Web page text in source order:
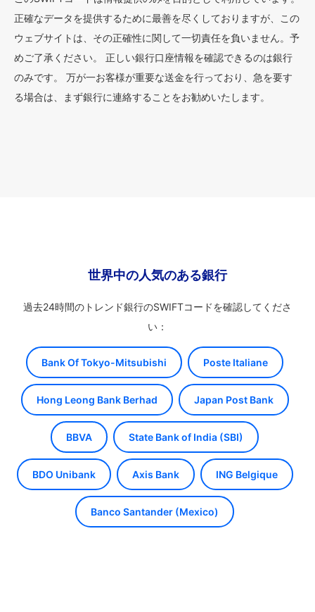
正確なデータを提供するために最善を尽くしておりますが、この
ウェブサイトは、その正確性に関して一切責任を負いません。予
めご了承ください。 正しい銀行口座情報を確認できるのは銀行
のみです。 万が一お客様が重要な送金を行っており、急を要す
る場合は、まず銀行に連絡することをお勧めいたします。
世界中の人気のある銀行
過去24時間のトレンド銀行のSWIFTコードを確認してくださ
い：
Bank Of Tokyo-Mitsubishi Poste Italiane
Hong Leong Bank Berhad Japan Post Bank
BBVA State Bank of India (SBI)
BDO Unibank Axis Bank ING Belgique
Banco Santander (Mexico)